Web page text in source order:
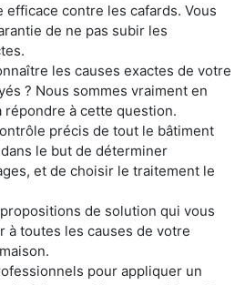
contre les cafards. Vous
de ne pas subir les
les causes exactes de votre
? Nous sommes vraiment en
répondre à cette question.
précis de tout le bâtiment
le but de déterminer
et de choisir le traitement le
de solution qui vous
à toutes les causes de votre
pour appliquer un